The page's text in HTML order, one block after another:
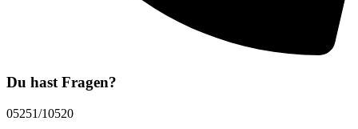
Du hast Fragen?
05251/10520